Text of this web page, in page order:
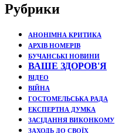
Рубрики
АНОНІМНА КРИТИКА
АРХІВ НОМЕРІВ
БУЧАНСЬКІ НОВИНИ
ВАШЕ ЗДОРОВ'Я
ВІДЕО
ВІЙНА
ГОСТОМЕЛЬСЬКА РАДА
ЕКСПЕРТНА ДУМКА
ЗАСІДАННЯ ВИКОНКОМУ
ЗАХОДЬ ДО СВОЇХ